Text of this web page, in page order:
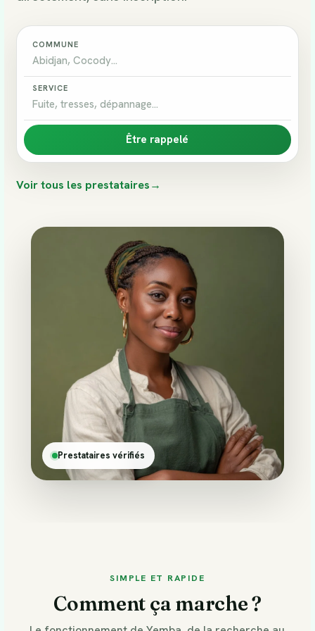
COMMUNE
SERVICE
Être rappelé
Voir tous les prestataires→
Prestataires vérifiés
SIMPLE ET RAPIDE
Comment ça marche ?